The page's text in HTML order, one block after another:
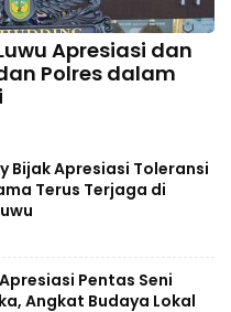
Apresiasi dan
Polres dalam
Bijak Apresiasi Toleransi
Terus Terjaga di
Pentas Seni
Angkat Budaya Lokal